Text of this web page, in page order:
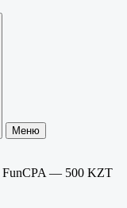
Меню
— 500 KZT